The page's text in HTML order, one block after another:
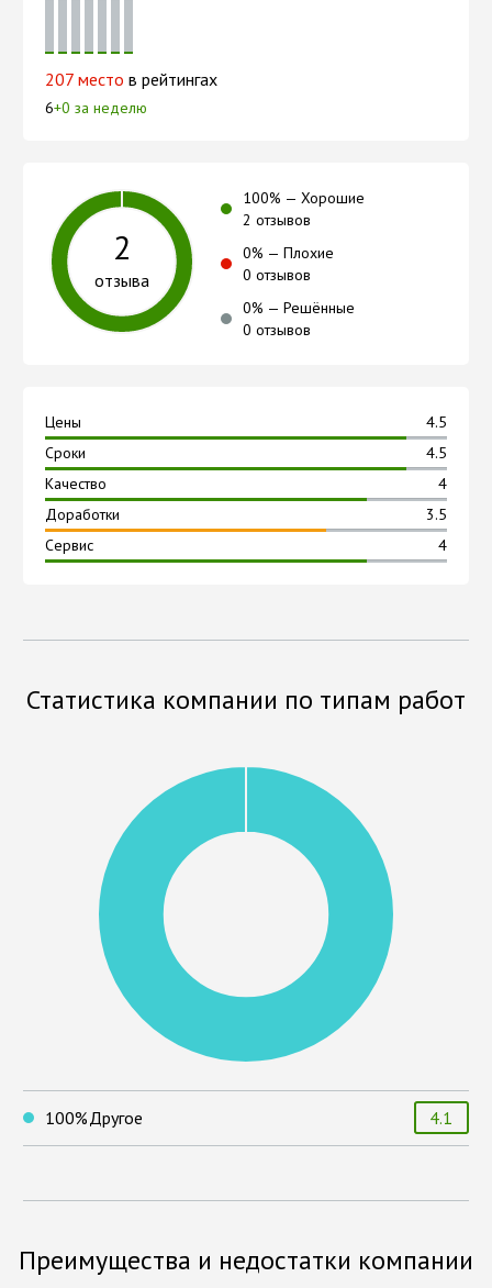
207 место в рейтингах
6+0 за неделю
2
отзыва
100% —Хорошие
2 отзывов
0% —Плохие
0 отзывов
0% —Решённые
0 отзывов
Цены
4.5
Сроки
4.5
Качество
4
Доработки
3.5
Сервис
4
Статистика компании по типам работ
100%Другое 4.1
Преимущества и недостатки компании